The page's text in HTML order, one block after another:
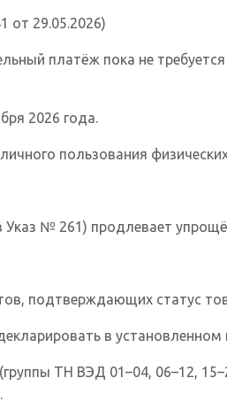
от 29.05.2026)
платёж пока не
2026 года.
пользования
№ 261) продлевает
подтверждающих статус
в установленном
ТН ВЭД 01–04, 06–12,